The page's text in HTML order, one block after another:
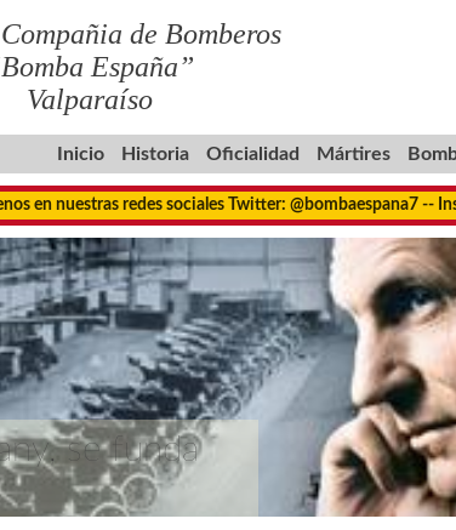
de Bomberos
España”
Valparaíso
Inicio Historia Oficialidad Mártires
en nuestras redes sociales Twitter: @bombaespana7 --
se funda